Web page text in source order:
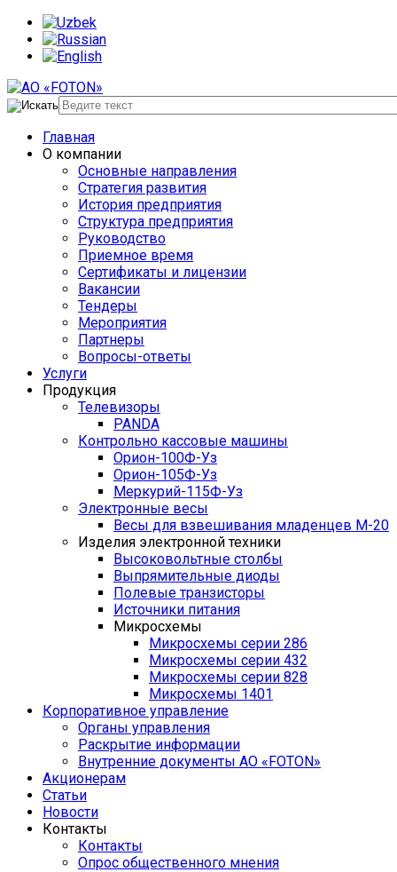
Главная
О компании
Основные направления
Стратегия развития
История предприятия
Структура предприятия
Руководство
Приемное время
Сертификаты и лицензии
Вакансии
Тендеры
Мероприятия
Партнеры
Вопросы-ответы
Услуги
Продукция
Телевизоры
PANDA
Контрольно кассовые машины
Орион-100Ф-Уз
Орион-105Ф-Уз
Меркурий-115Ф-Уз
Электронные весы
Весы для взвешивания младенцев М-20
Изделия электронной техники
Высоковольтные столбы
Выпрямительные диоды
Полевые транзисторы
Источники питания
Микросхемы
Микросхемы серии 286
Микросхемы серии 432
Микросхемы серии 828
Микросхемы 1401
Корпоративное управление
Органы управления
Раскрытие информации
Внутренние документы АО «FOTON»
Акционерам
Статьи
Новости
Контакты
Контакты
Опрос общественного мнения